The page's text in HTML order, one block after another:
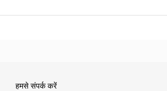
हमसे संपर्क करें